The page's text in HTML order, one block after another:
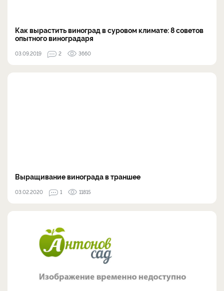
Как вырастить виноград в суровом климате: 8 советов
опытного виноградаря
03.09.2019 2 3660
Выращивание винограда в траншее
03.02.2020 1 11815